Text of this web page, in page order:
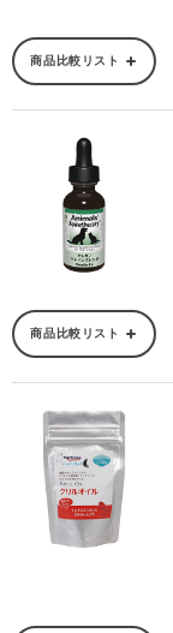
商品比較リスト
商品比較リスト